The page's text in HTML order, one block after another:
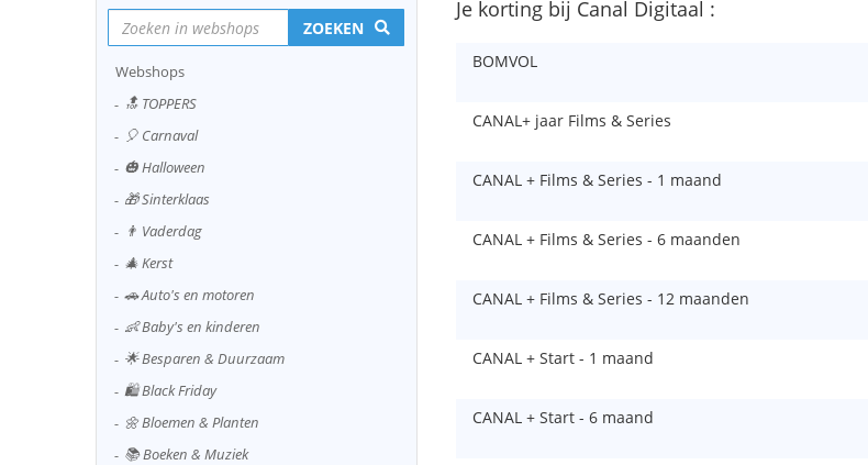
Je korting bij Canal Digitaal :
BOMVOL
CANAL+ jaar Films & Series
CANAL + Films & Series - 1 maand
CANAL + Films & Series - 6 maanden
CANAL + Films & Series - 12 maanden
CANAL + Start - 1 maand
CANAL + Start - 6 maand
ZOEKEN
Webshops
🔝 TOPPERS
🎈 Carnaval
🎃 Halloween
🎁 Sinterklaas
👨 Vaderdag
🎄 Kerst
🚗 Auto's en motoren
👶 Baby's en kinderen
🌟 Besparen & Duurzaam
🛍️ Black Friday
🌼 Bloemen & Planten
📚 Boeken & Muziek